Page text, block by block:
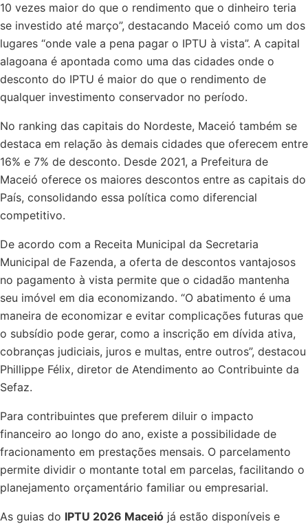
10 vezes maior do que o rendimento que o dinheiro teria
se investido até março”, destacando Maceió como um dos
lugares “onde vale a pena pagar o IPTU à vista”. A capital
alagoana é apontada como uma das cidades onde o
desconto do IPTU é maior do que o rendimento de
qualquer investimento conservador no período.
No ranking das capitais do Nordeste, Maceió também se
destaca em relação às demais cidades que oferecem entre
16% e 7% de desconto. Desde 2021, a Prefeitura de
Maceió oferece os maiores descontos entre as capitais do
País, consolidando essa política como diferencial
competitivo.
De acordo com a Receita Municipal da Secretaria
Municipal de Fazenda, a oferta de descontos vantajosos
no pagamento à vista permite que o cidadão mantenha
seu imóvel em dia economizando. “O abatimento é uma
maneira de economizar e evitar complicações futuras que
o subsídio pode gerar, como a inscrição em dívida ativa,
cobranças judiciais, juros e multas, entre outros”, destacou
Phillippe Félix, diretor de Atendimento ao Contribuinte da
Sefaz.
Para contribuintes que preferem diluir o impacto
financeiro ao longo do ano, existe a possibilidade de
fracionamento em prestações mensais. O parcelamento
permite dividir o montante total em parcelas, facilitando o
planejamento orçamentário familiar ou empresarial.
As guias do IPTU 2026 Maceió já estão disponíveis e